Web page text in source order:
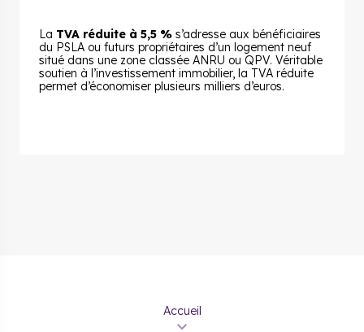
La TVA réduite à 5,5 % s’adresse aux bénéficiaires
du PSLA ou futurs propriétaires d’un logement neuf
situé dans une zone classée ANRU ou QPV. Véritable
soutien à l’investissement immobilier, la TVA réduite
permet d’économiser plusieurs milliers d’euros.
Accueil